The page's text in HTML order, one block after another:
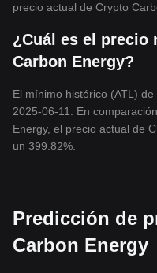
precio actual de Crypto
¿Cuál es el precio
Carbon Energy?
El mínimo histórico (ATL)
2025-06-11. En
Energy, el precio actual de
un 399.82%.
Predicción de
Carbon Energy